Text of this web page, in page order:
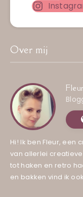
Over mij
Fleur
Hi! Ik ben Fleur, een
van allerlei
tot haken en retro
en bakken vind ik